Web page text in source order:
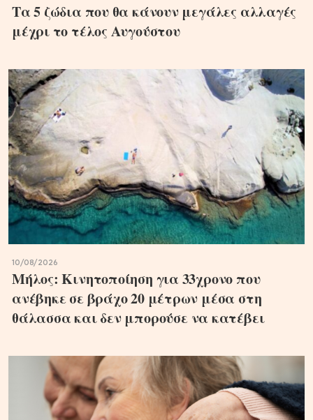
Τα 5 ζώδια που θα κάνουν μεγάλες αλλαγές
μέχρι το τέλος Αυγούστου
10/08/2026
Μήλος: Κινητοποίηση για 33χρονο που
ανέβηκε σε βράχο 20 μέτρων μέσα στη
θάλασσα και δεν μπορούσε να κατέβει